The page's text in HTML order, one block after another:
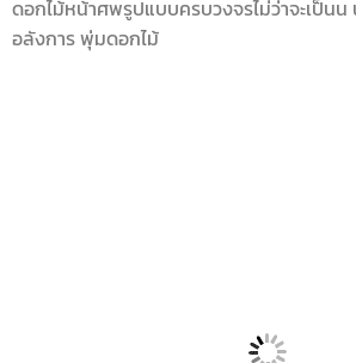
ดอกไม้หน้าศพรูปแบบครบวงจรไม่ว่าจะเป็น
อลังการ พุ่มดอกไม้